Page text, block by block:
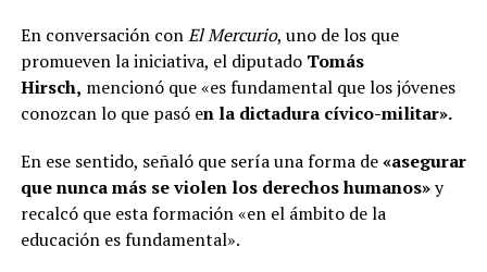
En conversación conEl Mercurio, uno de los que
promueven la iniciativa, el diputado Tomás
Hirsch, mencionó que «es fundamental que los jóvenes
conozcan lo que pasó en la dictadura cívico-militar».
En ese sentido, señaló que sería una forma de«asegurar
que nunca más se violen los derechos humanos»y
recalcó que esta formación «en el ámbito de la
educación es fundamental».